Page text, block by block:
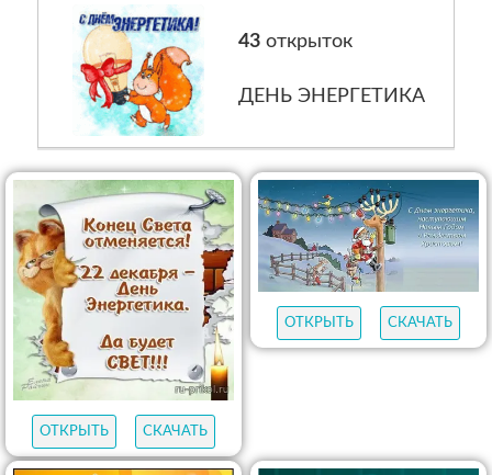
43открыток
ДЕНЬ ЭНЕРГЕТИКА
ОТКРЫТЬ СКАЧАТЬ
ОТКРЫТЬ СКАЧАТЬ